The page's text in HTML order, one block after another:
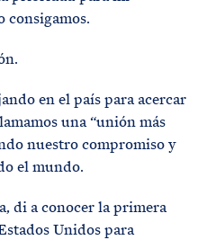
consigamos.
en el país para acercar
una “unión más
nuestro compromiso y
el mundo.
di a conocer la primera
Unidos para